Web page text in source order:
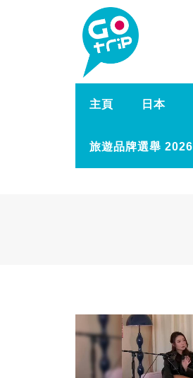
主頁 日本
旅遊品牌選舉 2026